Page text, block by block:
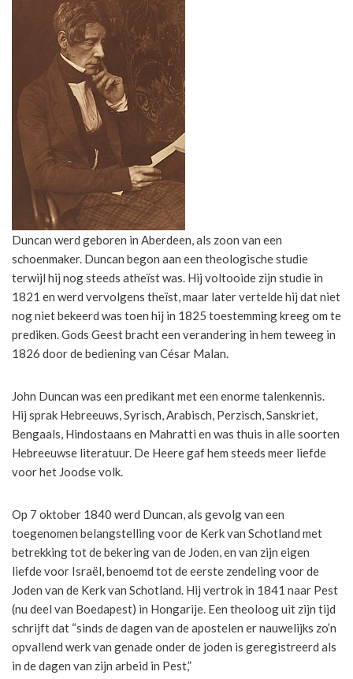
Duncan werd geboren in Aberdeen, als zoon van een
schoenmaker. Duncan begon aan een theologische studie
terwijl hij nog steeds atheïst was. Hij voltooide zijn studie in
1821 en werd vervolgens theïst, maar later vertelde hij dat niet
nog niet bekeerd was toen hij in 1825 toestemming kreeg om te
prediken. Gods Geest bracht een verandering in hem teweeg in
1826 door de bediening van César Malan.
John Duncan was een predikant met een enorme talenkennis.
Hij sprak Hebreeuws, Syrisch, Arabisch, Perzisch, Sanskriet,
Bengaals, Hindostaans en Mahratti en was thuis in alle soorten
Hebreeuwse literatuur. De Heere gaf hem steeds meer liefde
voor het Joodse volk.
Op 7 oktober 1840 werd Duncan, als gevolg van een
toegenomen belangstelling voor de Kerk van Schotland met
betrekking tot de bekering van de Joden, en van zijn eigen
liefde voor Israël, benoemd tot de eerste zendeling voor de
Joden van de Kerk van Schotland. Hij vertrok in 1841 naar Pest
(nu deel van Boedapest) in Hongarije. Een theoloog uit zijn tijd
schrijft dat “sinds de dagen van de apostelen er nauwelijks zo’n
opvallend werk van genade onder de joden is geregistreerd als
in de dagen van zijn arbeid in Pest,”